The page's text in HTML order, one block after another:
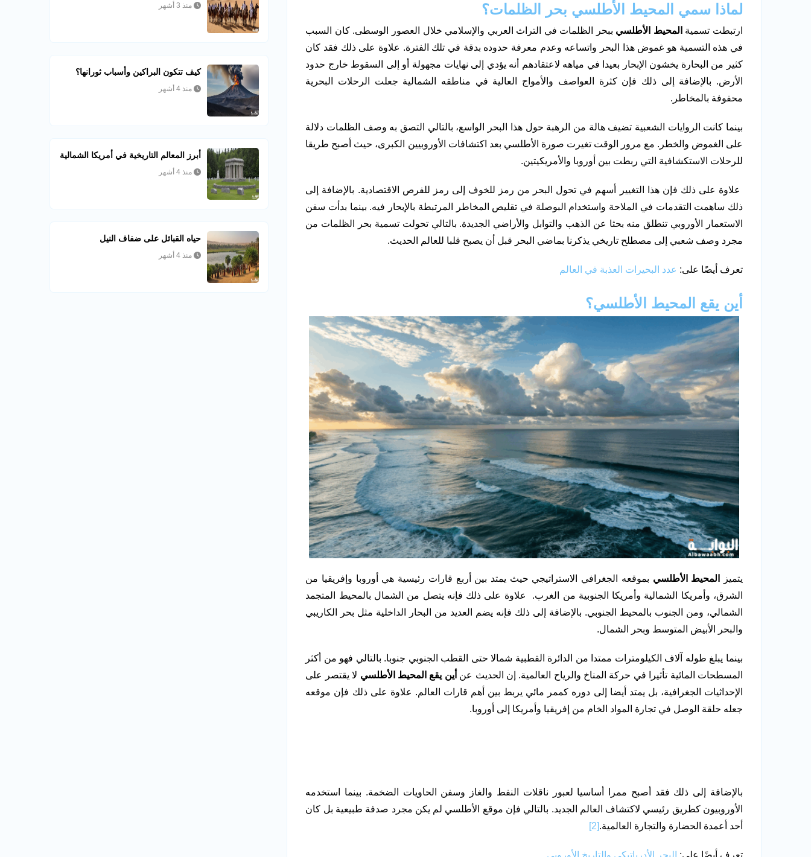
لماذا سمي المحيط الأطلسي بحر الظلمات؟
ارتبطت تسمية المحيط الأطلسي ببحر الظلمات في التراث العربي والإسلامي خلال العصور الوسطى. كان السبب
في هذه التسمية هو غموض هذا البحر واتساعه وعدم معرفة حدوده بدقة في تلك الفترة. علاوة على ذلك فقد كان
كثير من البحارة يخشون الإبحار بعيدا في مياهه لاعتقادهم أنه يؤدي إلى نهايات مجهولة أو إلى السقوط خارج حدود
الأرض. بالإضافة إلى ذلك فإن كثرة العواصف والأمواج العالية في مناطقه الشمالية جعلت الرحلات البحرية
محفوفة بالمخاطر.
بينما كانت الروايات الشعبية تضيف هالة من الرهبة حول هذا البحر الواسع، بالتالي التصق به وصف الظلمات دلالة
على الغموض والخطر. مع مرور الوقت تغيرت صورة الأطلسي بعد اكتشافات الأوروبيين الكبرى، حيث أصبح طريقا
للرحلات الاستكشافية التي ربطت بين أوروبا والأمريكيتين.
علاوة على ذلك فإن هذا التغيير أسهم في تحول البحر من رمز للخوف إلى رمز للفرص الاقتصادية. بالإضافة إلى
ذلك ساهمت التقدمات في الملاحة واستخدام البوصلة في تقليص المخاطر المرتبطة بالإبحار فيه. بينما بدأت سفن
الاستعمار الأوروبي تنطلق منه بحثا عن الذهب والتوابل والأراضي الجديدة. بالتالي تحولت تسمية بحر الظلمات من
مجرد وصف شعبي إلى مصطلح تاريخي يذكرنا بماضي البحر قبل أن يصبح قلبا للعالم الحديث.
تعرف أيضًا على: عدد البحيرات العذبة في العالم
أين يقع المحيط الأطلسي؟
يتميز المحيط الأطلسي بموقعه الجغرافي الاستراتيجي حيث يمتد بين أربع قارات رئيسية هي أوروبا وإفريقيا من
الشرق، وأمريكا الشمالية وأمريكا الجنوبية من الغرب. علاوة على ذلك فإنه يتصل من الشمال بالمحيط المتجمد
الشمالي، ومن الجنوب بالمحيط الجنوبي. بالإضافة إلى ذلك فإنه يضم العديد من البحار الداخلية مثل بحر الكاريبي
والبحر الأبيض المتوسط وبحر الشمال.
بينما يبلغ طوله آلاف الكيلومترات ممتدا من الدائرة القطبية شمالا حتى القطب الجنوبي جنوبا. بالتالي فهو من أكثر
المسطحات المائية تأثيرا في حركة المناخ والرياح العالمية. إن الحديث عن أين يقع المحيط الأطلسي لا يقتصر على
الإحداثيات الجغرافية، بل يمتد أيضا إلى دوره كممر مائي يربط بين أهم قارات العالم. علاوة على ذلك فإن موقعه
جعله حلقة الوصل في تجارة المواد الخام من إفريقيا وأمريكا إلى أوروبا.
بالإضافة إلى ذلك فقد أصبح ممرا أساسيا لعبور ناقلات النفط والغاز وسفن الحاويات الضخمة. بينما استخدمه
الأوروبيون كطريق رئيسي لاكتشاف العالم الجديد. بالتالي فإن موقع الأطلسي لم يكن مجرد صدفة طبيعية بل كان
أحد أعمدة الحضارة والتجارة العالمية.[2]
تعرف أيضًا على: البحر الأدرياتيكي والتاريخ الأوروبي
منذ 3 أشهر
كيف تتكون البراكين وأسباب ثورانها؟
منذ 4 أشهر
أبرز المعالم التاريخية في أمريكا الشمالية
منذ 4 أشهر
حياه القبائل على ضفاف النيل
منذ 4 أشهر